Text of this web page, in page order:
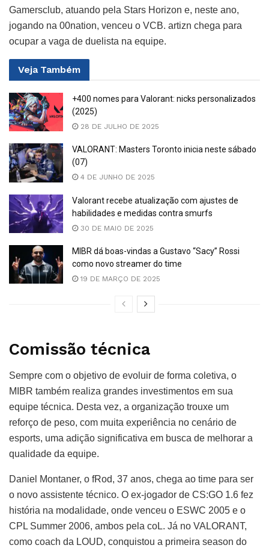
Gamersclub, atuando pela Stars Horizon e, neste ano,
jogando na 00nation, venceu o VCB. artizn chega para
ocupar a vaga de duelista na equipe.
Veja Também
+400 nomes para Valorant: nicks personalizados
(2025)
28 DE JULHO DE 2025
VALORANT: Masters Toronto inicia neste sábado
(07)
4 DE JUNHO DE 2025
Valorant recebe atualização com ajustes de
habilidades e medidas contra smurfs
30 DE MAIO DE 2025
MIBR dá boas-vindas a Gustavo “Sacy” Rossi
como novo streamer do time
19 DE MARÇO DE 2025
Comissão técnica
Sempre com o objetivo de evoluir de forma coletiva, o
MIBR também realiza grandes investimentos em sua
equipe técnica. Desta vez, a organização trouxe um
reforço de peso, com muita experiência no cenário de
esports, uma adição significativa em busca de melhorar a
qualidade da equipe.
Daniel Montaner, o fRod, 37 anos, chega ao time para ser
o novo assistente técnico. O ex-jogador de CS:GO 1.6 fez
história na modalidade, onde venceu o ESWC 2005 e o
CPL Summer 2006, ambos pela coL. Já no VALORANT,
como coach da LOUD, conquistou a primeira season do